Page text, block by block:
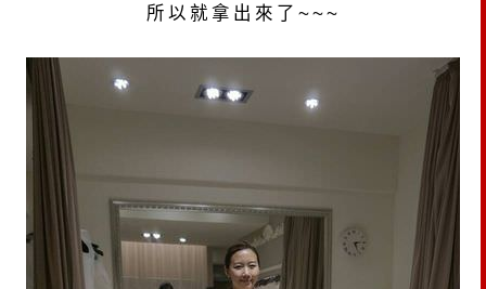
所以就拿出來了~~~